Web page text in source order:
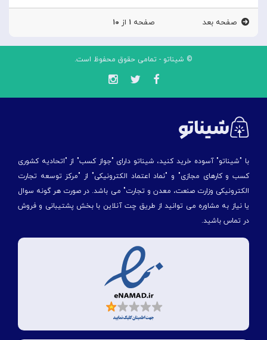
صفحه بعد صفحه ۱ از ۱۰
© شیناتو - تمامی حقوق محفوظ است.
با "شیناتو" آسوده خرید کنید، شیناتو دارای "جواز کسب" از "اتحادیه کشوری
کسب و کارهای مجازی" و "نماد اعتماد الکترونیکی" از "مركز توسعه تجارت
الكترونیكی وزارت صنعت، معدن و تجارت" می باشد. در صورت هر گونه سوال
یا نیاز به مشاوره می توانید از طریق چت آنلاین با بخش پشتیبانی و فروش
در تماس باشید.